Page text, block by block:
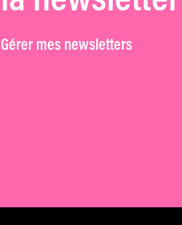
Gérer mes newsletters